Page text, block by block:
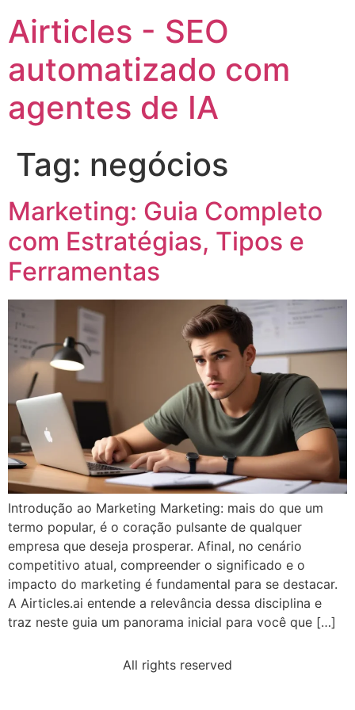
Airticles - SEO
automatizado com
agentes de IA
Tag: negócios
Marketing: Guia Completo
com Estratégias, Tipos e
Ferramentas
Introdução ao Marketing Marketing: mais do que um
termo popular, é o coração pulsante de qualquer
empresa que deseja prosperar. Afinal, no cenário
competitivo atual, compreender o significado e o
impacto do marketing é fundamental para se destacar.
A Airticles.ai entende a relevância dessa disciplina e
traz neste guia um panorama inicial para você que […]
All rights reserved